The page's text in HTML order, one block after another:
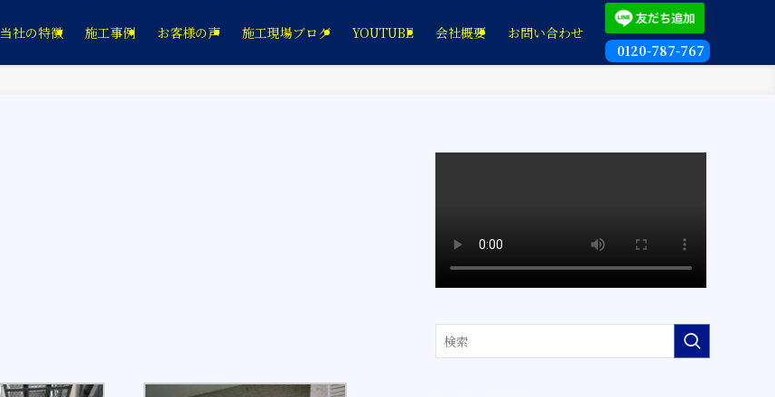
当社の特徴 施工事例 お客様の声 施工現場ブログ YOUTUBE 会社概要
お問い合わせ
0120-787-767